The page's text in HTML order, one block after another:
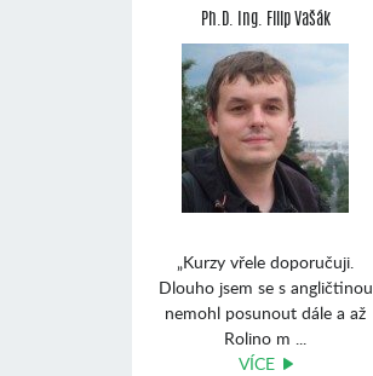
Ph.D. Ing. Filip Vašák
„Kurzy vřele doporučuji.
Dlouho jsem se s angličtinou
nemohl posunout dále a až
Rolino m ...
VÍCE